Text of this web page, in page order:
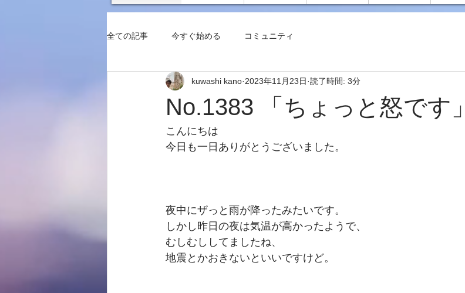
全ての記事 今すぐ始める コミュニティ
No.1383 「ちょっと怒です」
kuwashi kano 2023年11月23日 読了時間: 3分
こんにちは
今日も一日ありがとうございました。
夜中にザっと雨が降ったみたいです。
しかし昨日の夜は気温が高かったようで、
むしむししてましたね、
地震とかおきないといいですけど。